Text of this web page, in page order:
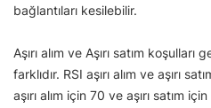
bağlantıları kesilebilir.
Aşırı alım ve Aşırı satım
farklıdır. RSI aşırı alım ve aşırı
aşırı alım için 70 ve aşırı satım